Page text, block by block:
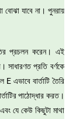
বোঝা যাবে না। পুনরায়
প্রচলন করেন। এই
সাধারণত প্রতি বর্ণকে
এভাবে বার্তাটি তৈরি
পাঠোদ্ধার করত।
যে কেউ কিছুটা মাথা